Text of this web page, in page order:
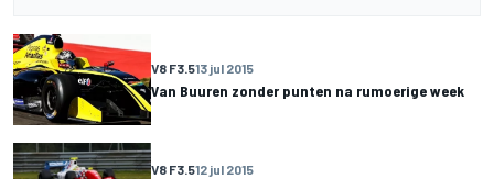
V8 F3.513 jul 2015
Van Buuren zonder punten na rumoerige week
V8 F3.512 jul 2015